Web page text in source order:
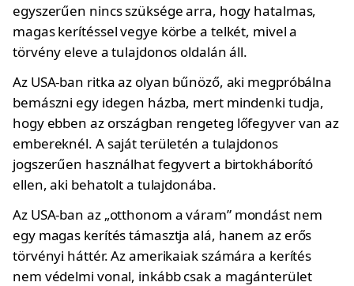
egyszerűen nincs szüksége arra, hogy hatalmas,
magas kerítéssel vegye körbe a telkét, mivel a
törvény eleve a tulajdonos oldalán áll.
Az USA-ban ritka az olyan bűnöző, aki megpróbálna
bemászni egy idegen házba, mert mindenki tudja,
hogy ebben az országban rengeteg lőfegyver van az
embereknél. A saját területén a tulajdonos
jogszerűen használhat fegyvert a birtokháborító
ellen, aki behatolt a tulajdonába.
Az USA-ban az „otthonom a váram” mondást nem
egy magas kerítés támasztja alá, hanem az erős
törvényi háttér. Az amerikaiak számára a kerítés
nem védelmi vonal, inkább csak a magánterület